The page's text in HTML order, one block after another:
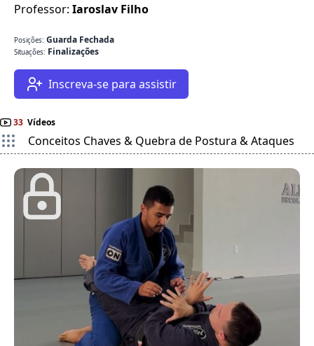
Professor: Iaroslav Filho
Posições: Guarda Fechada
Situações: Finalizações
Inscreva-se para assistir
33 Vídeos
Conceitos Chaves & Quebra de Postura & Ataques